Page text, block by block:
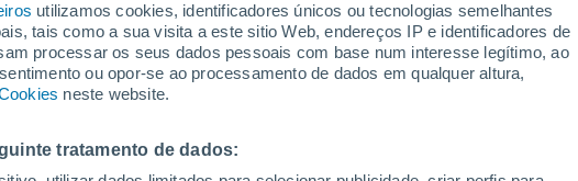
utilizamos cookies, identificadores únicos ou tecnologias semelhantes
tais como a sua visita a este sitio Web, endereços IP e identificadores de
processar os seus dados pessoais com base num interesse legítimo, ao
ou opor-se ao processamento de dados em qualquer altura,
neste website.
tratamento de dados:
25°
12°
Ligny-en-
Neufchâteau
27°
14°
Sarrebourg
27°
14°
Nancy
26°
28°
17°
27°